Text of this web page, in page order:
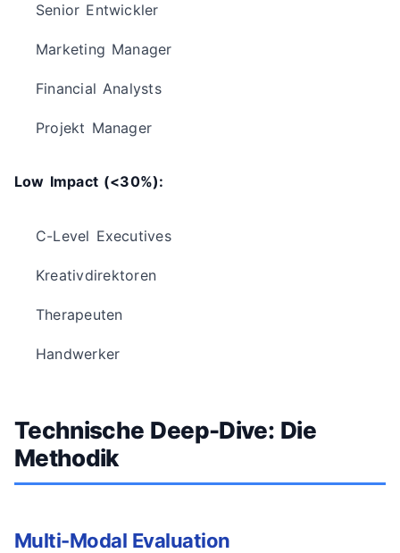
Senior Entwickler
Marketing Manager
Financial Analysts
Projekt Manager
Low Impact (<30%):
C-Level Executives
Kreativdirektoren
Therapeuten
Handwerker
Technische Deep-Dive: Die
Methodik
Multi-Modal Evaluation